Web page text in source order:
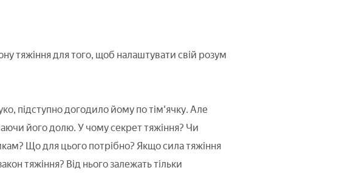
тяжіння для того, щоб налаштувати свій розум
підступно догодило йому по тім'ячку. Але
його долю. У чому секрет тяжіння? Чи
Що для цього потрібно? Якщо сила тяжіння
тяжіння? Від нього залежать тільки